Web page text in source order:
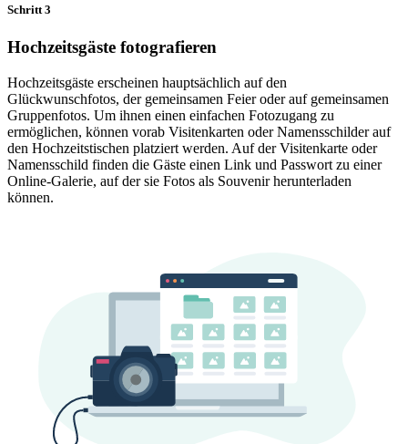
Schritt 3
Hochzeitsgäste fotografieren
Hochzeitsgäste erscheinen hauptsächlich auf den
Glückwunschfotos, der gemeinsamen Feier oder auf gemeinsamen
Gruppenfotos. Um ihnen einen einfachen Fotozugang zu
ermöglichen, können vorab Visitenkarten oder Namensschilder auf
den Hochzeitstischen platziert werden. Auf der Visitenkarte oder
Namensschild finden die Gäste einen Link und Passwort zu einer
Online-Galerie, auf der sie Fotos als Souvenir herunterladen
können.